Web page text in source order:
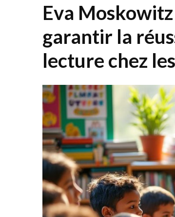
Eva
garantir la
lecture chez